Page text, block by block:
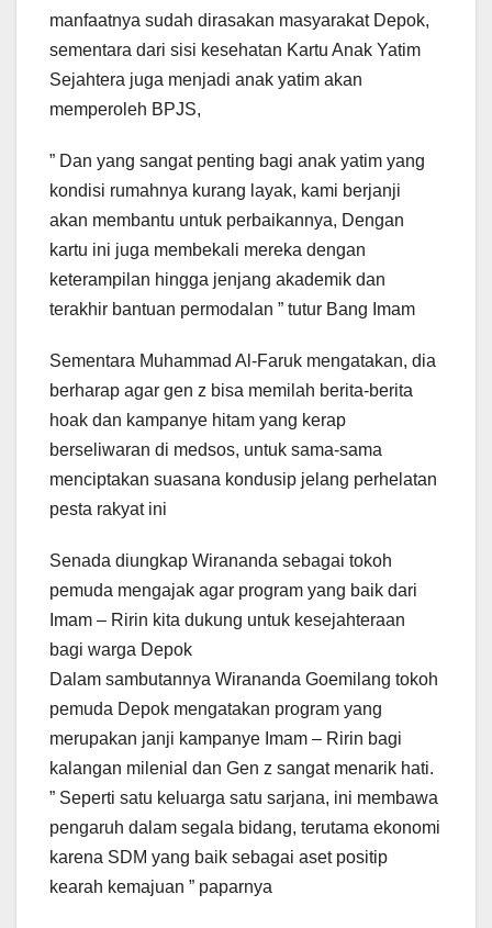
manfaatnya sudah dirasakan masyarakat Depok,
sementara dari sisi kesehatan Kartu Anak Yatim
Sejahtera juga menjadi anak yatim akan
memperoleh BPJS,
” Dan yang sangat penting bagi anak yatim yang
kondisi rumahnya kurang layak, kami berjanji
akan membantu untuk perbaikannya, Dengan
kartu ini juga membekali mereka dengan
keterampilan hingga jenjang akademik dan
terakhir bantuan permodalan ” tutur Bang Imam
Sementara Muhammad Al-Faruk mengatakan, dia
berharap agar gen z bisa memilah berita-berita
hoak dan kampanye hitam yang kerap
berseliwaran di medsos, untuk sama-sama
menciptakan suasana kondusip jelang perhelatan
pesta rakyat ini
Senada diungkap Wirananda sebagai tokoh
pemuda mengajak agar program yang baik dari
Imam – Ririn kita dukung untuk kesejahteraan
bagi warga Depok
Dalam sambutannya Wirananda Goemilang tokoh
pemuda Depok mengatakan program yang
merupakan janji kampanye Imam – Ririn bagi
kalangan milenial dan Gen z sangat menarik hati.
” Seperti satu keluarga satu sarjana, ini membawa
pengaruh dalam segala bidang, terutama ekonomi
karena SDM yang baik sebagai aset positip
kearah kemajuan ” paparnya